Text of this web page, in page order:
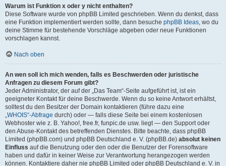
Warum ist Funktion x oder y nicht enthalten?
Diese Software wurde von phpBB Limited geschrieben. Wenn du denkst, dass
eine Funktion implementiert werden sollte, dann besuche phpBB Ideas, wo du
deine Stimme für bestehende Vorschläge abgeben oder neue Funktionen
vorschlagen kannst.
Nach oben
An wen soll ich mich wenden, falls es Beschwerden oder juristische
Anfragen zu diesem Forum gibt?
Jeder Administrator, der auf der „Das Team“-Seite aufgeführt ist, ist ein
geeigneter Kontakt für deine Beschwerde. Wenn du so keine Antwort erhältst,
solltest du den Besitzer der Domain kontaktieren (führe dazu eine
„WHOIS“-Abfrage durch) oder — falls diese Seite bei einem kostenlosen
Webhoster wie z. B. Yahoo!, free.fr, funpic.de usw. liegt — den Support oder
den Abuse-Kontakt des betreffenden Dienstes. Bitte beachte, dass phpBB
Limited (phpBB.com) und phpBB Deutschland e. V. (phpBB.de) absolut keinen
Einfluss auf die Benutzung oder den oder die Benutzer der Forensoftware
haben und dafür in keiner Weise zur Verantwortung herangezogen werden
können. Kontaktiere daher nie phpBB Limited oder phpBB Deutschland e. V. in